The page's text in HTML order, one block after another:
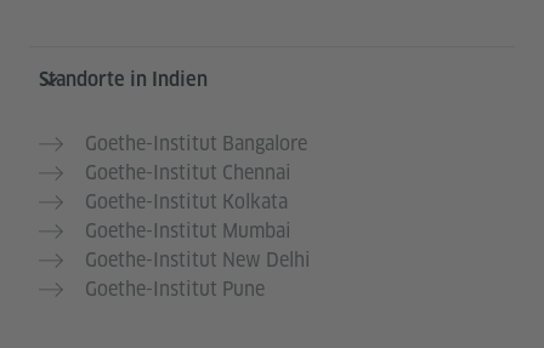
Service- und Informationsbereich
Standorte in Indien
Goethe-Institut Bangalore
Goethe-Institut Chennai
Goethe-Institut Kolkata
Goethe-Institut Mumbai
Goethe-Institut New Delhi
Goethe-Institut Pune